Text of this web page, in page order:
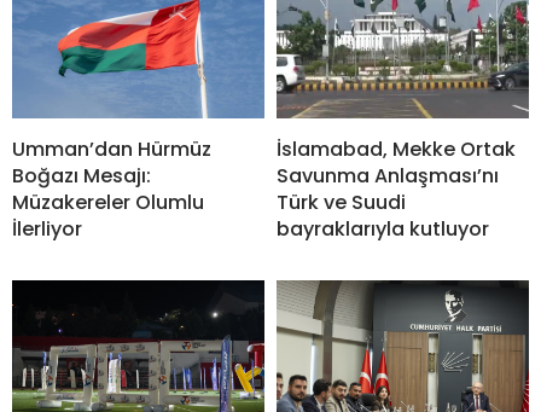
Umman’dan Hürmüz
Boğazı Mesajı:
Müzakereler Olumlu
İlerliyor
İslamabad, Mekke Ortak
Savunma Anlaşması’nı
Türk ve Suudi
bayraklarıyla kutluyor